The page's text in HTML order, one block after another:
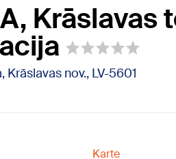
Krāslavas
nov., LV-5601
Karte